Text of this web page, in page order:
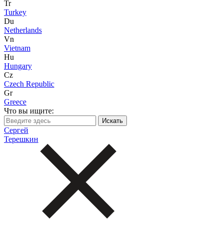
Tr
Turkey
Du
Netherlands
Vn
Vietnam
Hu
Hungary
Cz
Czech Republic
Gr
Greece
Что вы ищите:
Сергей
Терешкин